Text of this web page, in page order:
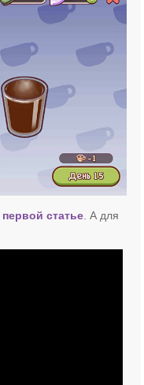
первой статье . А для